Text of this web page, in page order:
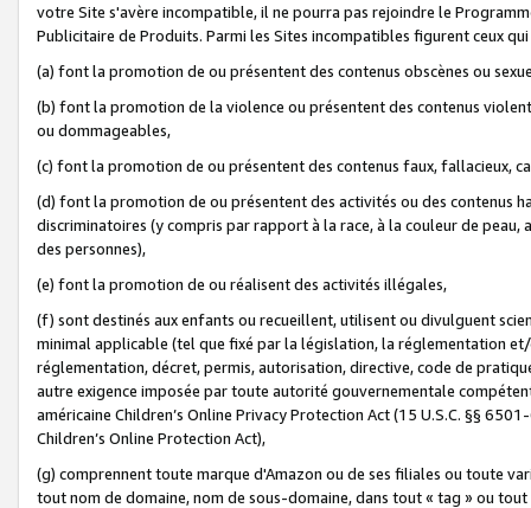
votre Site s'avère incompatible, il ne pourra pas rejoindre le
Publicitaire de Produits. Parmi les Sites incompatibles figurent ceux
(a) font la promotion de ou présentent des contenus obscènes ou
(b) font la promotion de la violence ou présentent des contenus
ou dommageables,
(c) font la promotion de ou présentent des contenus faux, fallacieux,
(d) font la promotion de ou présentent des activités ou des contenus
discriminatoires (y compris par rapport à la race, à la couleur de
des personnes),
(e) font la promotion de ou réalisent des activités illégales,
(f) sont destinés aux enfants ou recueillent, utilisent ou divulguent
minimal applicable (tel que fixé par la législation, la réglementation
réglementation, décret, permis, autorisation, directive, code de
autre exigence imposée par toute autorité gouvernementale
américaine Children’s Online Privacy Protection Act (15 U.S.C. §§
Children’s Online Protection Act),
(g) comprennent toute marque d'Amazon ou de ses filiales ou toute
tout nom de domaine, nom de sous-domaine, dans tout « tag » ou